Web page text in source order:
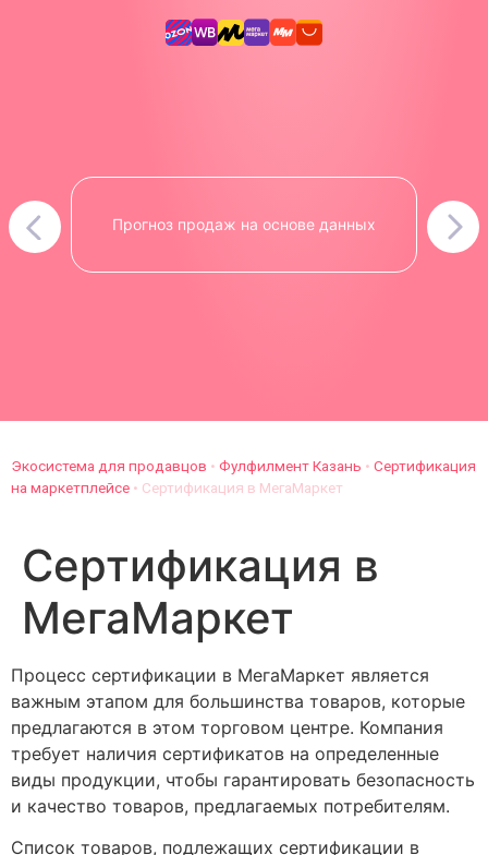
Прогноз продаж на основе данных
Экосистема для продавцов • Фулфилмент Казань • Сертификация
на маркетплейсе • Сертификация в МегаМаркет
Сертификация в
МегаМаркет
Процесс сертификации в МегаМаркет является
важным этапом для большинства товаров, которые
предлагаются в этом торговом центре. Компания
требует наличия сертификатов на определенные
виды продукции, чтобы гарантировать безопасность
и качество товаров, предлагаемых потребителям.
Список товаров, подлежащих сертификации в